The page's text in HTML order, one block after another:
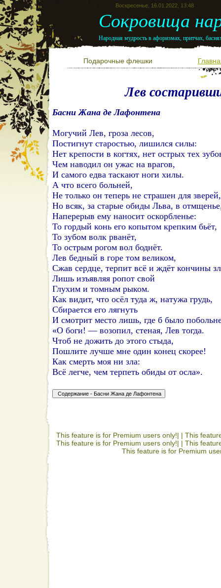
Воскресенье, 16.01.2022, 13:48
Сокровища
Народная мудрость в афоризмах, притчах,
Подарочные флешки
Лев
Басни Жана де Лафонтена
Могучий Лев, гроза лесов,
Постигнут старостью, лишился силы:
Нет крепости в когтях, нет острых тех
Чем наводил он ужас на врагов,
И самого едва таскают ноги хилы.
А что всего больней,
Не только он теперь не страшен для зверей,
Но всяк, за старые обиды Льва, в
Наперерыв ему наносит оскорбленье:
То гордый конь его копытом крепким бьёт,
То зубом волк рванёт,
То острым рогом вол боднёт.
Лев бедный в горе том великом,
Сжав сердце, терпит всё и ждёт кончины
Лишь изъявляя ропот свой
Глухим и томным рыком.
Как видит, что осёл туда ж, натужа грудь,
Сбирается его лягнуть
И смотрит место лишь, где б было
«О боги! — возопил, стеная, Лев тогда.
Чтоб не дожить до этого стыда,
Пошлите лучше мне один конец скорее!
Как смерть моя ни зла:
Всё легче, чем терпеть обиды от осла».
This feature is for Premium users only!| | This
This feature is for Premium users only!| | This
This feature is for Premium